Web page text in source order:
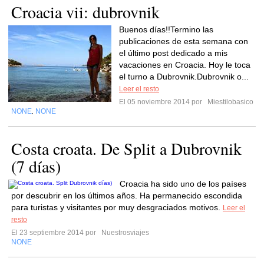
Croacia vii: dubrovnik
Buenos días!!Termino las
publicaciones de esta semana con
el último post dedicado a mis
vacaciones en Croacia. Hoy le toca
el turno a Dubrovnik.Dubrovnik o...
Leer el resto
El 05 noviembre 2014 por
Miestilobasico
NONE NONE
Costa croata. De Split a Dubrovnik
(7 días)
Croacia ha sido uno de los países
por descubrir en los últimos años. Ha permanecido escondida
para turistas y visitantes por muy desgraciados motivos.
Leer el
resto
El 23 septiembre 2014 por
Nuestrosviajes
NONE